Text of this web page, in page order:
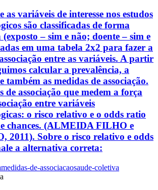
as variáveis de interesse nos estudos
são classificadas de forma
– sim e não; doente – sim e
em uma tabela 2x2 para fazer a
entre as variáveis. A partir
calcular a prevalência, a
também as medidas de associação.
de associação que medem a força
entre variáveis
o risco relativo e o odds ratio
chances. (ALMEIDA FILHO e
2011). Sobre o risco relativo e odds
a alternativa correta:
medidas-de-associacaosaude-coletiva